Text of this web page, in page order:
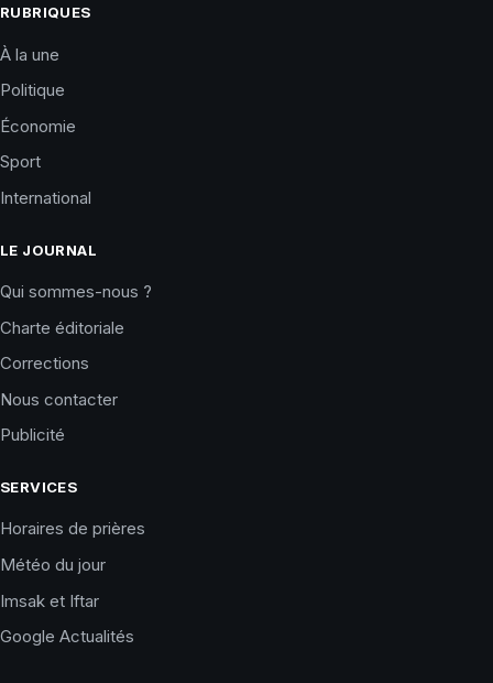
RUBRIQUES
À la une
Politique
Économie
Sport
International
LE JOURNAL
Qui sommes-nous ?
Charte éditoriale
Corrections
Nous contacter
Publicité
SERVICES
Horaires de prières
Météo du jour
Imsak et Iftar
Google Actualités